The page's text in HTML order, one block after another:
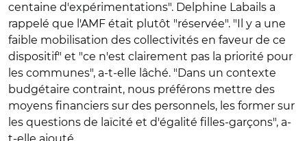
centaine d'expérimentations". Delphine Labails a
rappelé que l'AMF était plutôt "réservée". "Il y a une
faible mobilisation des collectivités en faveur de ce
dispositif" et "ce n'est clairement pas la priorité pour
les communes", a-t-elle lâché. "Dans un contexte
budgétaire contraint, nous préférons mettre des
moyens financiers sur des personnels, les former sur
les questions de laïcité et d'égalité filles-garçons", a-